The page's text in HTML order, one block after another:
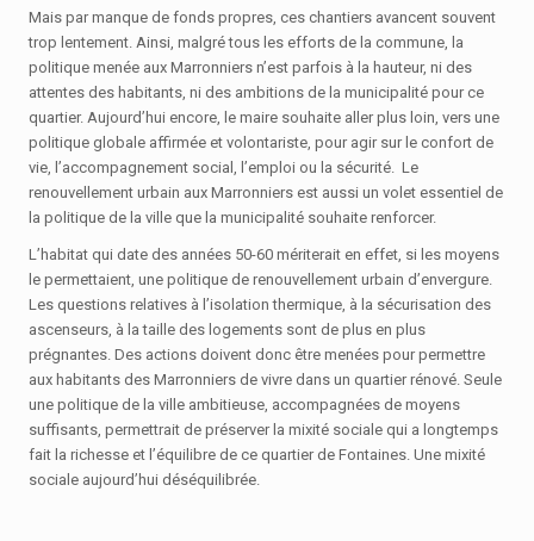
Mais par manque de fonds propres, ces chantiers avancent souvent
trop lentement. Ainsi, malgré tous les efforts de la commune, la
politique menée aux Marronniers n’est parfois à la hauteur, ni des
attentes des habitants, ni des ambitions de la municipalité pour ce
quartier. Aujourd’hui encore, le maire souhaite aller plus loin, vers une
politique globale affirmée et volontariste, pour agir sur le confort de
vie, l’accompagnement social, l’emploi ou la sécurité. Le
renouvellement urbain aux Marronniers est aussi un volet essentiel de
la politique de la ville que la municipalité souhaite renforcer.
L’habitat qui date des années 50-60 mériterait en effet, si les moyens
le permettaient, une politique de renouvellement urbain d’envergure.
Les questions relatives à l’isolation thermique, à la sécurisation des
ascenseurs, à la taille des logements sont de plus en plus
prégnantes. Des actions doivent donc être menées pour permettre
aux habitants des Marronniers de vivre dans un quartier rénové. Seule
une politique de la ville ambitieuse, accompagnées de moyens
suffisants, permettrait de préserver la mixité sociale qui a longtemps
fait la richesse et l’équilibre de ce quartier de Fontaines. Une mixité
sociale aujourd’hui déséquilibrée.